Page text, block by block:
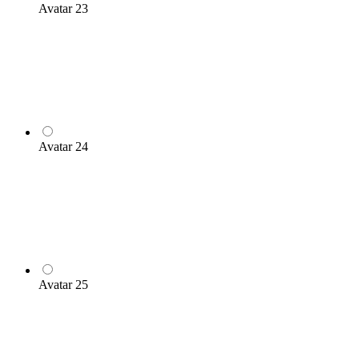
Avatar 23
Avatar 24
Avatar 25